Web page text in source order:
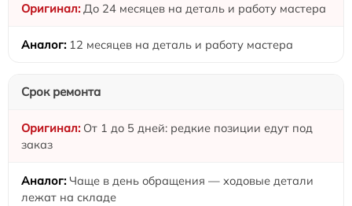
До 24 месяцев на деталь и работу мастера
12 месяцев на деталь и работу мастера
Срок ремонта
От 1 до 5 дней: редкие позиции едут под
заказ
Чаще в день обращения — ходовые детали
лежат на складе